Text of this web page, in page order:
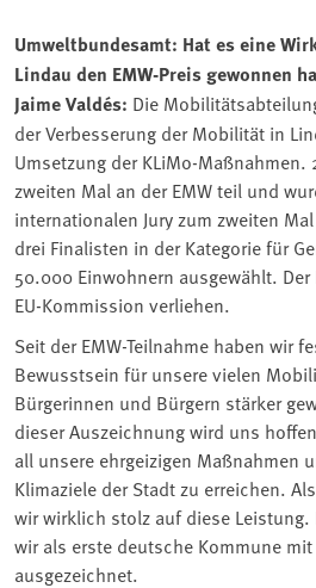
Umweltbundesamt: Hat es eine
Lindau den EMW-Preis gewonnen
Jaime Valdés: Die
der Verbesserung der Mobilität in
Umsetzung der KLiMo-Maßnahmen.
zweiten Mal an der EMW teil und
internationalen Jury zum zweiten
drei Finalisten in der Kategorie für
50.000 Einwohnern ausgewählt.
EU-Kommission verliehen.
Seit der EMW-Teilnahme haben wir
Bewusstsein für unsere vielen
Bürgerinnen und Bürgern stärker
dieser Auszeichnung wird uns
all unsere ehrgeizigen Maßnahmen
Klimaziele der Stadt zu erreichen.
wir wirklich stolz auf diese
wir als erste deutsche Kommune mit
ausgezeichnet.